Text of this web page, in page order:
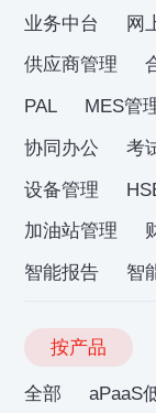
业务中台
网
供应商管理
PAL
MES管
协同办公
考
设备管理
加油站管理
智能报告
智
按产品
全部 aPaaS